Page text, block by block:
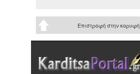
Επιστροφή στην κορυφή